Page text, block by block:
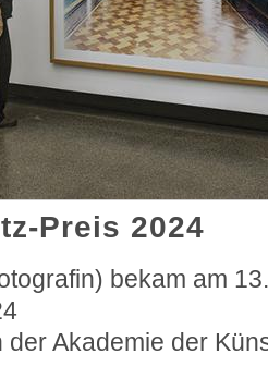
Preis 2024
bekam am
der Akademie der